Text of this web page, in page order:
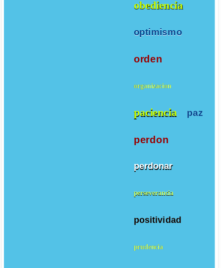
obediencia
optimismo
orden
organizacion
paciencia paz
perdon
perdonar
perseverancia
positividad
prudencia